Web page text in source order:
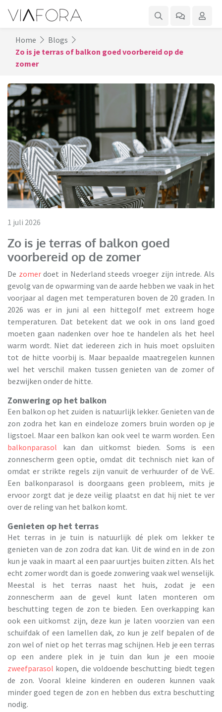
Home
Blogs
Zo is je terras of balkon goed voorbereid op de
zomer
1 juli 2026
Zo is je terras of balkon goed
voorbereid op de zomer
De zomerdoet in Nederland steeds vroeger zijn intrede. Als
gevolg van de opwarming van de aarde hebben we vaak in het
voorjaar al dagen met temperaturen boven de 20 graden. In
2026 was er in juni al een hittegolf met extreem hoge
temperaturen. Dat betekent dat we ook in ons land goed
moeten gaan nadenken over hoe te handelen als het heel
warm wordt. Niet dat iedereen zich in huis moet opsluiten
tot de hitte voorbij is. Maar bepaalde maatregelen kunnen
wel het verschil maken tussen genieten van de zomer of
bezwijken onder de hitte.
Zonwering op het balkon
Een balkon op het zuiden is natuurlijk lekker. Genieten van de
zon zodra het kan en eindeloze zomers bruin worden op je
ligstoel. Maar een balkon kan ook veel te warm worden. Een
balkonparasol kan dan uitkomst bieden. Soms is een
zonnescherm geen optie, omdat dit technisch niet kan of
omdat er strikte regels zijn vanuit de verhuurder of de VvE.
Een balkonparasol is doorgaans geen probleem, mits je
ervoor zorgt dat je deze veilig plaatst en dat hij niet te ver
over de reling van het balkon komt.
Genieten op het terras
Het terras in je tuin is natuurlijk dé plek om lekker te
genieten van de zon zodra dat kan. Uit de wind en in de zon
kun je vaak in maart al een paar uurtjes buiten zitten. Als het
echt zomer wordt dan is goede zonwering vaak wel wenselijk.
Meestal is het terras naast het huis, zodat je een
zonnescherm aan de gevel kunt laten monteren om
beschutting tegen de zon te bieden. Een overkapping kan
ook een uitkomst zijn, deze kun je laten voorzien van een
schuifdak of een lamellen dak, zo kun je zelf bepalen of de
zon wel of niet op het terras mag schijnen. Heb je een terras
op een andere plek in je tuin dan kun je een mooie
zweefparasol kopen, die voldoende beschutting biedt tegen
de zon. Vooral kleine kinderen en ouderen kunnen vaak
minder goed tegen de zon en hebben dus extra beschutting
nodig.